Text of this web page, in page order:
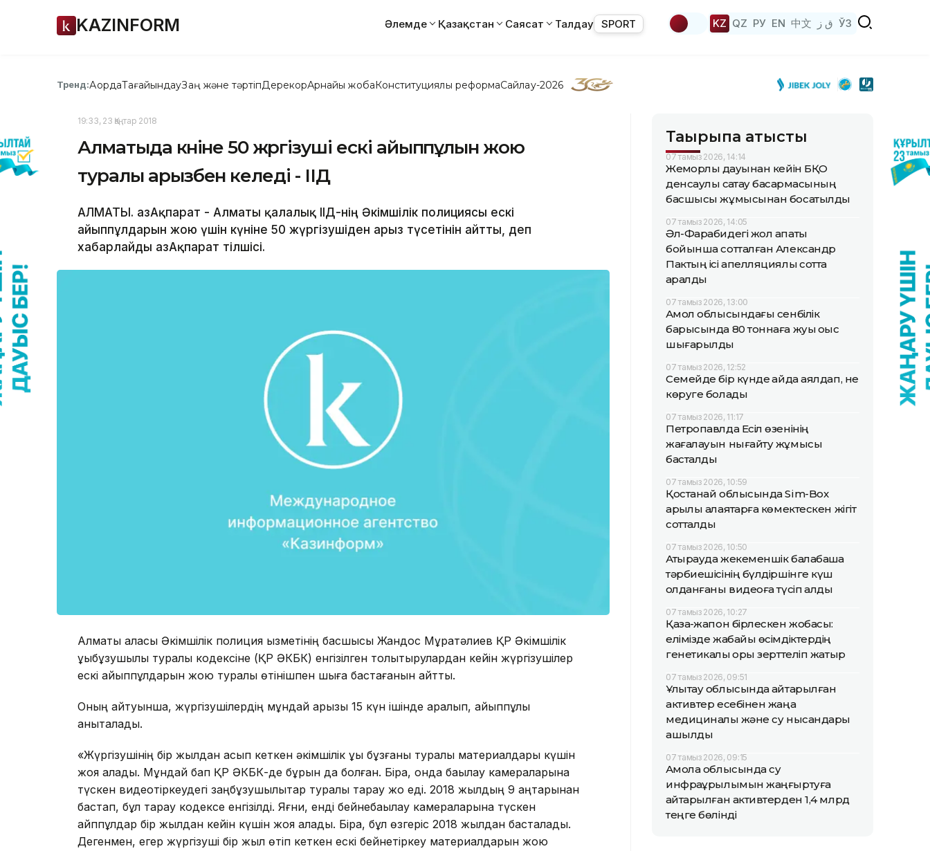
KAZINFORM Әлемде Қазақстан Саясат Талдау SPORT KZ QZ РУ EN 中文 ق ز ЎЗ
Тренд:АқордаТағайындауЗаң және тәртіпДерекқорАрнайы жобаКонституциялық реформаСайлау-2026
19:33, 23 Қаңтар 2018
Алматыда күніне 50 жүргізуші ескі айыппұлын жою
туралы арызбен келеді - ІІД
АЛМАТЫ. ҚазАқпарат - Алматы қалалық ІІД-нің Әкімшілік полициясы ескі
айыппұлдарын жою үшін күніне 50 жүргізушіден арыз түсетінін айтты, деп
хабарлайды ҚазАқпарат тілшісі.
Алматы қаласы Әкімшілік полиция қызметінің басшысы Жандос Мұратәлиев ҚР Әкімшілік
құқықбұзушылық туралы кодексіне (ҚР ӘКБК) енгізілген толықтырулардан кейін жүргізушілер
ескі айыппұлдарын жою туралы өтінішпен шыға бастағанын айтты.
Оның айтуынша, жүргізушілердің мұндай арызы 15 күн ішінде қаралып, айыппұлы
анықталады.
«Жүргізушінің бір жылдан асып кеткен әкімшілік құқық бұзғаны туралы материалдары күшін
жоя алады. Мұндай бап ҚР ӘКБК-де бұрын да болған. Бірақ, онда бақылау камераларына
түскен видеотіркеудегі заңбұзушылықтар туралы тарау жоқ еді. 2018 жылдың 9 қаңтарынан
бастап, бұл тарау кодексе енгізілді. Яғни, енді бейнебақылау камераларына түскен
айппұлдар бір жылдан кейін күшін жоя алады. Бірақ, бұл өзгеріс 2018 жылдан басталады.
Дегенмен, егер жүргізуші бір жыл өтіп кеткен ескі бейнетіркеу материалдарын жою
Тақырыпқа қатысты
07 тамыз 2026, 14:14
Жемқорлық дауынан кейін БҚО
денсаулық сақтау басқармасының
басшысы жұмысынан босатылды
07 тамыз 2026, 14:05
Әл-Фарабидегі жол апаты
бойынша сотталған Александр
Пактың ісі апелляциялық сотта
қаралды
07 тамыз 2026, 13:00
Ақмол облысындағы сенбілік
барысында 80 тоннаға жуық қоқыс
шығарылды
07 тамыз 2026, 12:52
Семейде бір күнде қайда аялдап, не
көруге болады
07 тамыз 2026, 11:17
Петропавлда Есіл өзенінің
жағалауын нығайту жұмысы
басталды
07 тамыз 2026, 10:59
Қостанай облысында Sim-Box
арқылы алаяқтарға көмектескен жігіт
сотталды
07 тамыз 2026, 10:50
Атырауда жекеменшік балабақша
тәрбиешісінің бүлдіршінге күш
қолданғаны видеоға түсіп қалды
07 тамыз 2026, 10:27
Қазақ-жапон бірлескен жобасы:
елімізде жабайы өсімдіктердің
генетикалық қоры зерттеліп жатыр
07 тамыз 2026, 09:51
Ұлытау облысында қайтарылған
активтер есебінен жаңа
медициналық және су нысандары
ашылды
07 тамыз 2026, 09:15
Ақмола облысында су
инфрақұрылымын жаңғыртуға
қайтарылған активтерден 1,4 млрд
теңге бөлінді